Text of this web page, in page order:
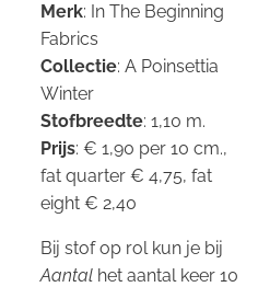
Merk: In The Beginning
Fabrics
Collectie: A Poinsettia
Winter
Stofbreedte: 1,10 m.
Prijs: € 1,90 per 10 cm.,
fat quarter € 4,75, fat
eight € 2,40
Bij stof op rol kun je bij
Aantal het aantal keer 10